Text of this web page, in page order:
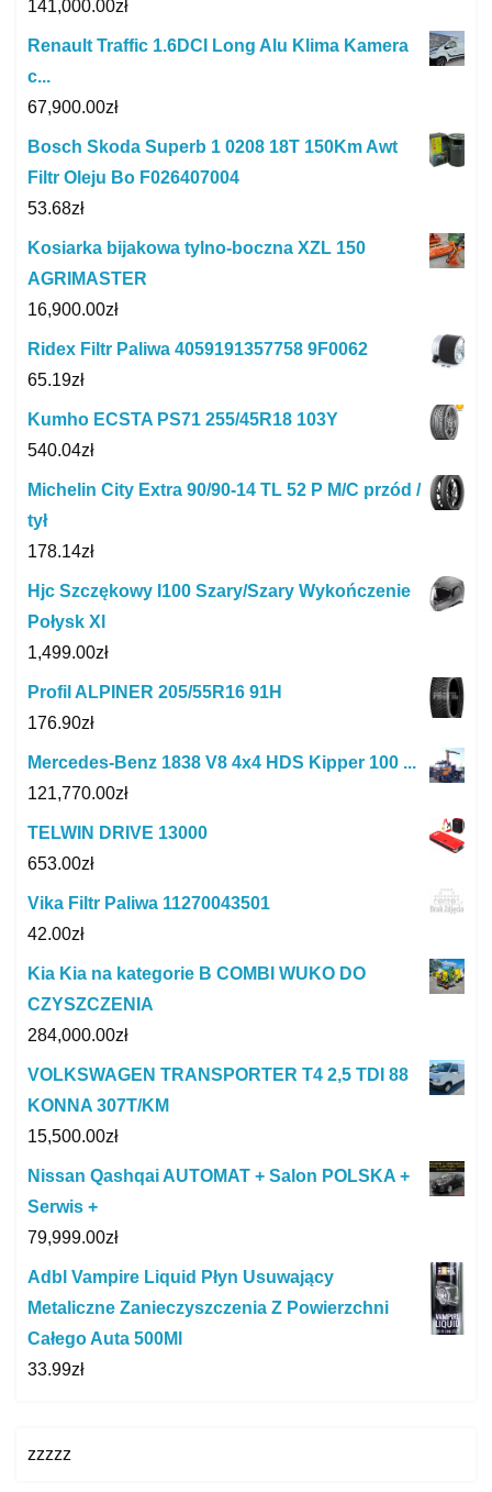
141,000.00zł
Renault Traffic 1.6DCI Long Alu Klima Kamera
c...
67,900.00zł
Bosch Skoda Superb 1 0208 18T 150Km Awt
Filtr Oleju Bo F026407004
53.68zł
Kosiarka bijakowa tylno-boczna XZL 150
AGRIMASTER
16,900.00zł
Ridex Filtr Paliwa 4059191357758 9F0062
65.19zł
Kumho ECSTA PS71 255/45R18 103Y
540.04zł
Michelin City Extra 90/90-14 TL 52 P M/C przód /
tył
178.14zł
Hjc Szczękowy I100 Szary/Szary Wykończenie
Połysk Xl
1,499.00zł
Profil ALPINER 205/55R16 91H
176.90zł
Mercedes-Benz 1838 V8 4x4 HDS Kipper 100 ...
121,770.00zł
TELWIN DRIVE 13000
653.00zł
Vika Filtr Paliwa 11270043501
42.00zł
Kia Kia na kategorie B COMBI WUKO DO
CZYSZCZENIA
284,000.00zł
VOLKSWAGEN TRANSPORTER T4 2,5 TDI 88
KONNA 307T/KM
15,500.00zł
Nissan Qashqai AUTOMAT + Salon POLSKA +
Serwis +
79,999.00zł
Adbl Vampire Liquid Płyn Usuwający
Metaliczne Zanieczyszczenia Z Powierzchni
Całego Auta 500Ml
33.99zł
zzzzz